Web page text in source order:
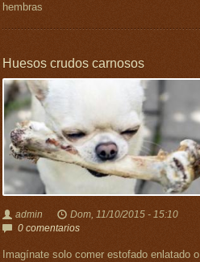
hembras
Huesos crudos carnosos
admin
Dom, 11/10/2015 - 15:10
0 comentarios
Imagínate solo comer estofado enlatado o